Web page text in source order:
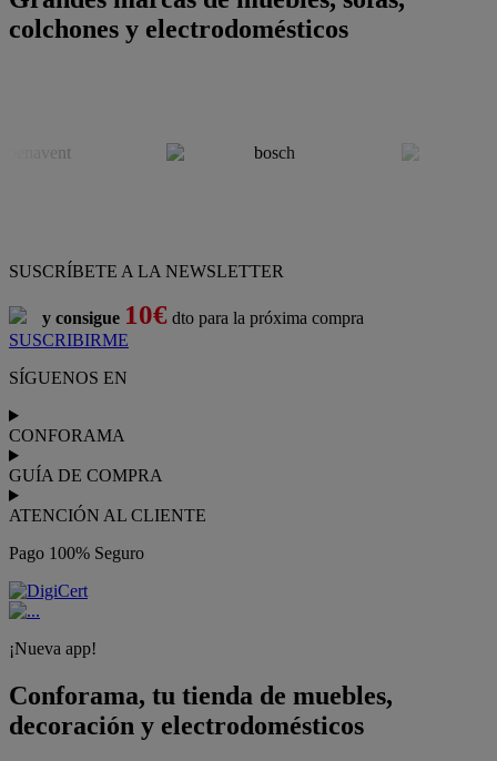
colchones y electrodomésticos
SUSCRÍBETE A LA NEWSLETTER
y consigue 10€ dto para la próxima compra
SUSCRIBIRME
SÍGUENOS EN
CONFORAMA
GUÍA DE COMPRA
ATENCIÓN AL CLIENTE
Pago 100% Seguro
¡Nueva app!
Conforama, tu tienda de muebles,
decoración y electrodomésticos